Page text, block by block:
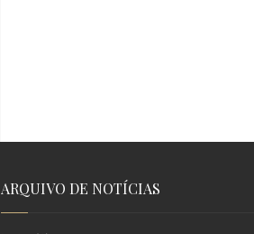
ARQUIVO DE NOTÍCIAS